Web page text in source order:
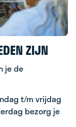
ZIJN
je de
t/m vrijdag
bezorg je